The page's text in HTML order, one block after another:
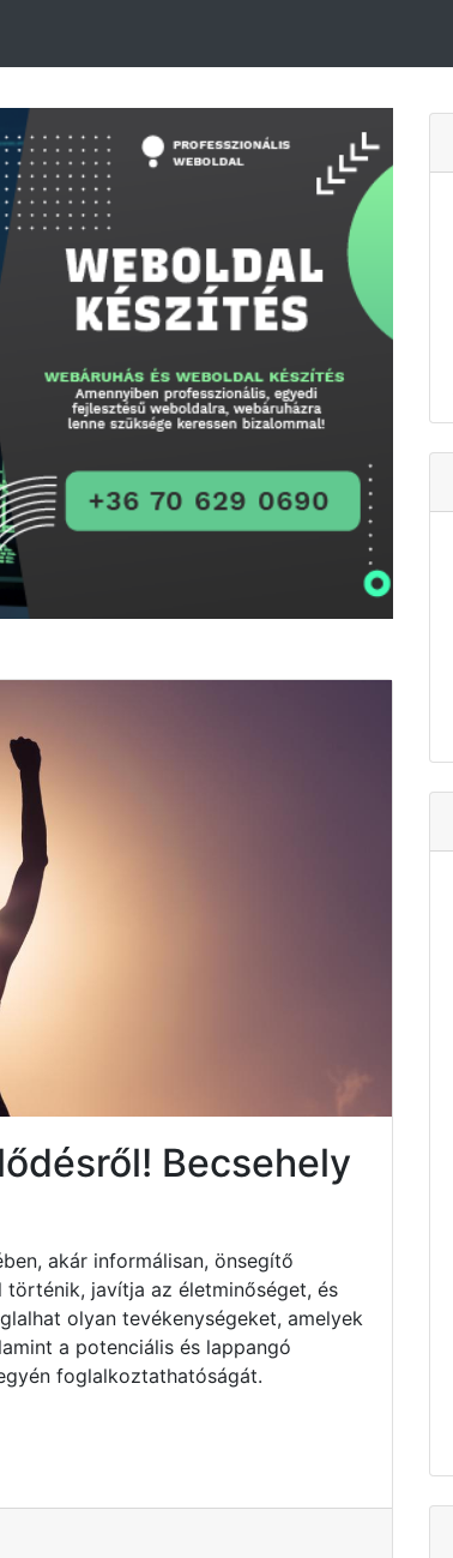
Becsehely
akár informálisan, önsegítő
történik, javítja az életminőséget, és
olyan tevékenységeket, amelyek
a potenciális és lappangó
foglalkoztathatóságát.